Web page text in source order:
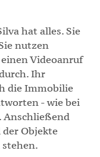
hat alles. Sie
nutzen
Videoanruf
Ihr
die Immobilie
- wie bei
Anschließend
der Objekte